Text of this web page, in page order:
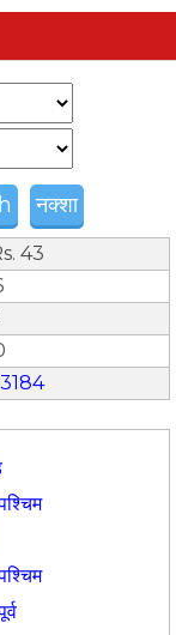
नक्शा
43